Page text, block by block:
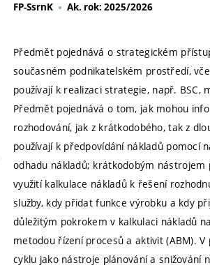
FP-SsrnK Ak. rok: 2025/2026
Předmět pojednává o strategickém
současném podnikatelském prostředí,
používají k realizaci strategie, např.
Předmět pojednává o tom, jak mohou
rozhodování, jak z krátkodobého, tak z
používají k předpovídání nákladů pomocí
odhadu nákladů; krátkodobým nástrojem
využití kalkulace nákladů k řešení
služby, kdy přidat funkce výrobku a kdy
důležitým pokrokem v kalkulaci nákladů
metodou řízení procesů a aktivit (ABM).
cyklu jako nástroje plánování a snižování